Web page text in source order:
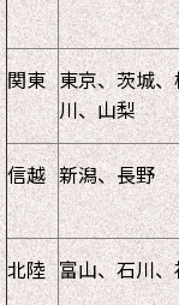
関東
東京、茨城
川、山梨
信越 新潟、長野
北陸 富山、石川、